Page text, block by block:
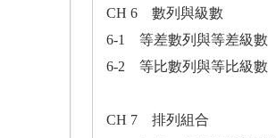
CH 6 數列與級數
6-1 等差數列與等差級數
6-2 等比數列與等比級數
CH 7 排列組合